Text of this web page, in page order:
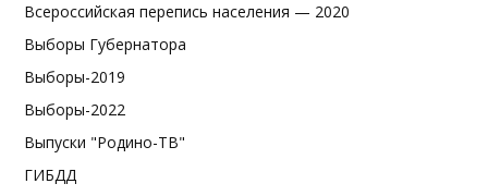
Всероссийская перепись населения — 2020
Выборы Губернатора
Выборы-2019
Выборы-2022
Выпуски "Родино-ТВ"
ГИБДД